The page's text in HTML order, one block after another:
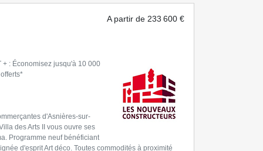
A partir de 233 600 €
+ : Économisez jusqu'à 10 000
d'Asnières-sur-
des Arts II vous ouvre ses
Programme neuf bénéficiant
d'esprit Art déco. Toutes commodités à proximité